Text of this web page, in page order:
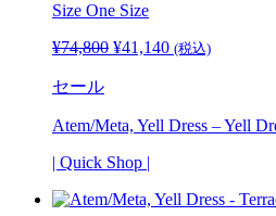
Size One Size
¥74,800 元
は
¥74,800
し
¥41,140現
価
格
で
(税込)
セール
Atem/Meta, Yell Dress – Yell
| Quick Shop |